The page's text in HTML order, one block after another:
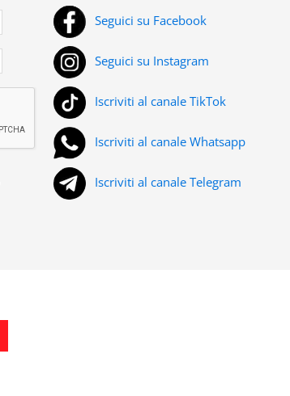
Seguici su Facebook
Seguici su Instagram
Iscriviti al canale TikTok
Iscriviti al canale Whatsapp
Iscriviti al canale Telegram